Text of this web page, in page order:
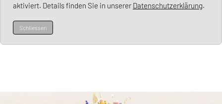
aktiviert. Details finden Sie in unserer Datenschutzerklärung.
Schliessen